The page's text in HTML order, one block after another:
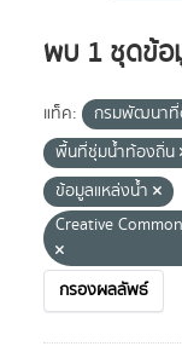
พบ 1 ชุดข้อ
แท็ค: กรมพัฒนา
พื้นที่ชุ่มน้ำท้องถิ่น
ข้อมูลแหล่งน้ำ
Creative
กรองผลลัพธ์